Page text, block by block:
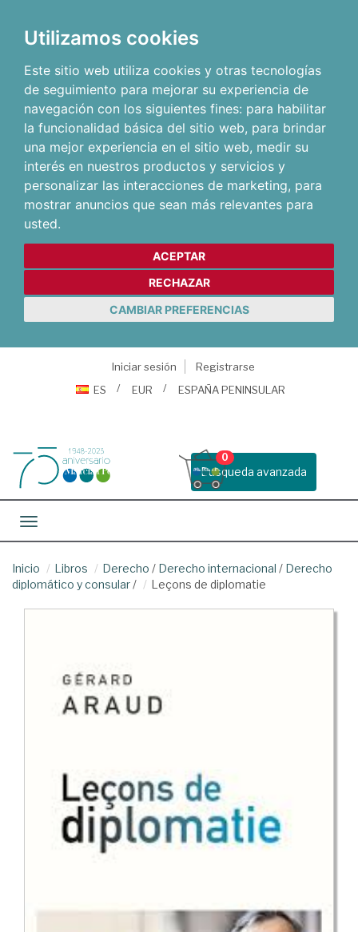
Utilizamos cookies
Este sitio web utiliza cookies y otras tecnologías
de seguimiento para mejorar su experiencia de
navegación con los siguientes fines: para habilitar
la funcionalidad básica del sitio web, para brindar
una mejor experiencia en el sitio web, medir su
interés en nuestros productos y servicios y
personalizar las interacciones de marketing, para
mostrar anuncios que sean más relevantes para
usted.
ACEPTAR
RECHAZAR
CAMBIAR PREFERENCIAS
Iniciar sesión
Registrarse
ES
EUR ESPAÑA PENINSULAR
Busqueda avanzada
0
Toggle navigation
Inicio Libros Derecho / Derecho internacional / Derecho
diplomático y consular/ Leçons de diplomatie